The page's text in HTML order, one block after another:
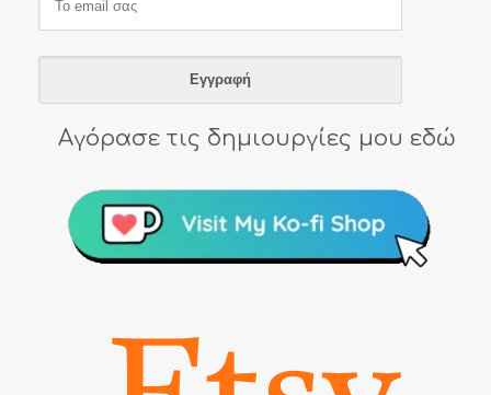
Αγόρασε τις δημιουργίες μου εδώ